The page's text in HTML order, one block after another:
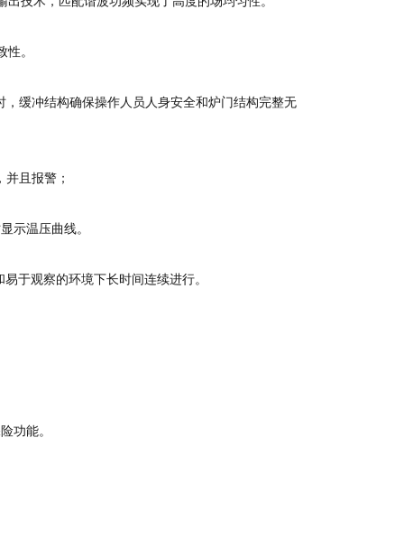
。
缓冲结构确保操作人员人身安全和炉门结构完整无
且报警；
示温压曲线。
于观察的环境下长时间连续进行。
功能。